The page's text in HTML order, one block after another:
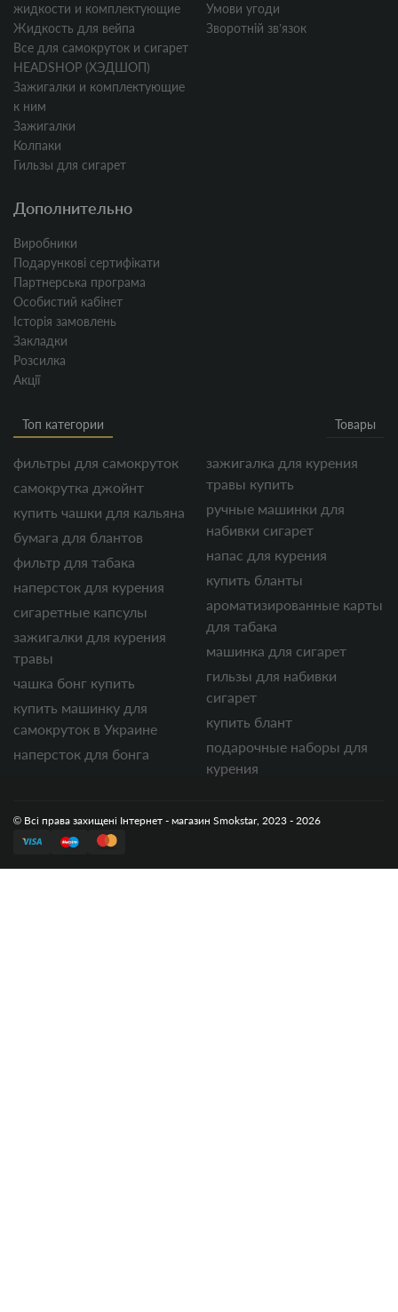
жидкости и комплектующие
Жидкость для вейпа
Все для самокруток и сигарет
HEADSHOP (ХЭДШОП)
Зажигалки и комплектующие
к ним
Зажигалки
Колпаки
Гильзы для сигарет
Умови угоди
Зворотній звʼязок
Дополнительно
Виробники
Подарункові сертифікати
Партнерська програма
Особистий кабінет
Історія замовлень
Закладки
Розсилка
Акції
Топ категории Товары
фильтры для самокруток
самокрутка джойнт
купить чашки для кальяна
бумага для блантов
фильтр для табака
наперсток для курения
сигаретные капсулы
зажигалки для курения
травы
чашка бонг купить
купить машинку для
самокруток в Украине
наперсток для бонга
зажигалка для курения
травы купить
ручные машинки для
набивки сигарет
напас для курения
купить бланты
ароматизированные карты
для табака
машинка для сигарет
гильзы для набивки
сигарет
купить блант
подарочные наборы для
курения
© Всі права захищені Інтернет - магазин Smokstar, 2023 - 2026